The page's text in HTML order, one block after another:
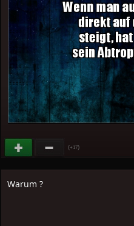
(+17)
Warum ?